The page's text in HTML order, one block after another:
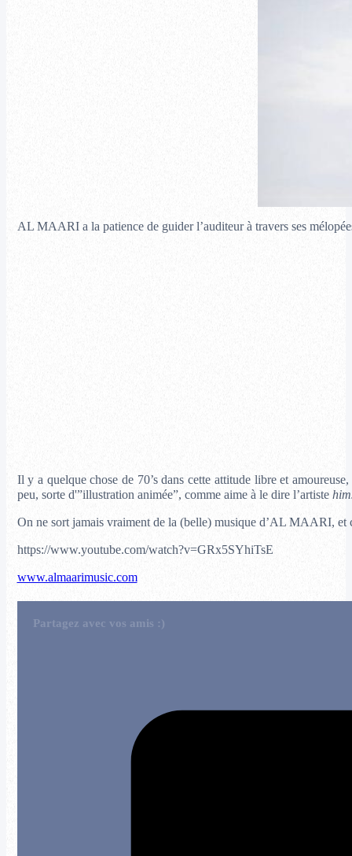
AL MAARI a la patience de guider l’auditeur à travers ses
Il y a quelque chose de 70’s dans cette attitude libre et
peu, sorte d'”illustration animée”, comme aime à le dire l’artiste
On ne sort jamais vraiment de la (belle) musique d’AL MAARI, et
https://www.youtube.com/watch?v=GRx5SYhiTsE
www.almaarimusic.com
Partagez avec vos amis :)